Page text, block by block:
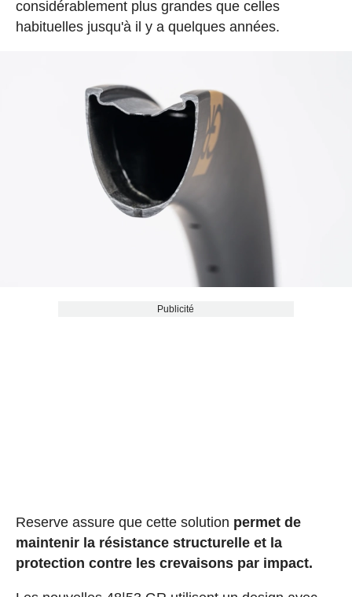
considérablement plus grandes que celles
habituelles jusqu'à il y a quelques années.
Publicité
Reserve assure que cette solution permet de
maintenir la résistance structurelle et la
protection contre les crevaisons par impact.